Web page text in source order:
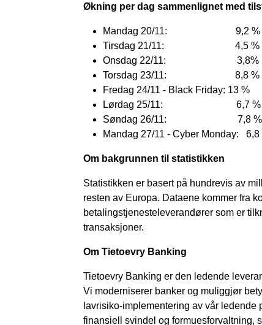
Økning per dag sammenlignet med
Mandag 20/11: 9,2 %
Tirsdag 21/11: 4,5 %
Onsdag 22/11: 3,8%
Torsdag 23/11: 8,8 %
Fredag 24/11 - Black Friday: 13 %
Lørdag 25/11: 6,7 %
Søndag 26/11: 7,8 %
Mandag 27/11 - Cyber Monday: 6,8
Om bakgrunnen til statistikken
Statistikken er basert på hundrevis av
resten av Europa. Dataene kommer fra
betalingstjenesteleverandører som er
transaksjoner.
Om Tietoevry Banking
Tietoevry Banking er den ledende
Vi moderniserer banker og muliggjør
lavrisiko-implementering av vår ledende
finansiell svindel og formuesforvaltning,